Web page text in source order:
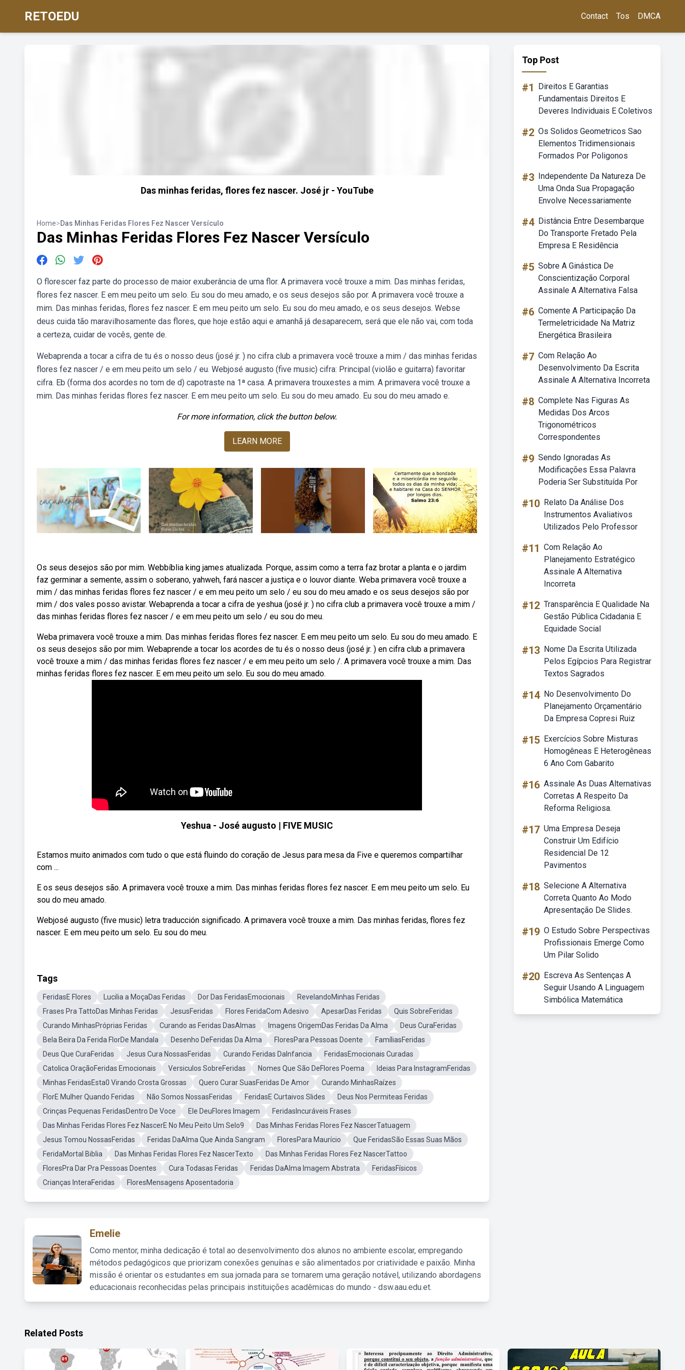
RETOEDU Contact Tos DMCA
Das minhas feridas, flores fez nascer. José jr - YouTube
Home>Das Minhas Feridas Flores Fez Nascer Versículo
Das Minhas Feridas Flores Fez Nascer Versículo
O florescer faz parte do processo de maior exuberância de uma flor. A primavera você trouxe a mim. Das minhas feridas,
flores fez nascer. E em meu peito um selo. Eu sou do meu amado, e os seus desejos são por. A primavera você trouxe a
mim. Das minhas feridas, flores fez nascer. E em meu peito um selo. Eu sou do meu amado, e os seus desejos. Webse
deus cuida tão maravilhosamente das flores, que hoje estão aqui e amanhã já desaparecem, será que ele não vai, com toda
a certeza, cuidar de vocês, gente de.
Webaprenda a tocar a cifra de tu és o nosso deus (josé jr. ) no cifra club a primavera você trouxe a mim / das minhas feridas
flores fez nascer / e em meu peito um selo / eu. Webjosé augusto (five music) cifra: Principal (violão e guitarra) favoritar
cifra. Eb (forma dos acordes no tom de d) capotraste na 1ª casa. A primavera trouxestes a mim. A primavera você trouxe a
mim. Das minhas feridas flores fez nascer. E em meu peito um selo. Eu sou do meu amado. Eu sou do meu amado e.
For more information, click the button below.
LEARN MORE
Os seus desejos são por mim. Webbíblia king james atualizada. Porque, assim como a terra faz brotar a planta e o jardim
faz germinar a semente, assim o soberano, yahweh, fará nascer a justiça e o louvor diante. Weba primavera você trouxe a
mim / das minhas feridas flores fez nascer / e em meu peito um selo / eu sou do meu amado e os seus desejos são por
mim / dos vales posso avistar. Webaprenda a tocar a cifra de yeshua (josé jr. ) no cifra club a primavera você trouxe a mim /
das minhas feridas flores fez nascer / e em meu peito um selo / eu sou do meu.
Weba primavera você trouxe a mim. Das minhas feridas flores fez nascer. E em meu peito um selo. Eu sou do meu amado. E
os seus desejos são por mim. Webaprende a tocar los acordes de tu és o nosso deus (josé jr. ) en cifra club a primavera
você trouxe a mim / das minhas feridas flores fez nascer / e em meu peito um selo /. A primavera você trouxe a mim. Das
minhas feridas flores fez nascer. E em meu peito um selo. Eu sou do meu amado.
Yeshua - José augusto | FIVE MUSIC
Estamos muito animados com tudo o que está fluindo do coração de Jesus para mesa da Five e queremos compartilhar
com ...
E os seus desejos são. A primavera você trouxe a mim. Das minhas feridas flores fez nascer. E em meu peito um selo. Eu
sou do meu amado.
Webjosé augusto (five music) letra traducción significado. A primavera você trouxe a mim. Das minhas feridas, flores fez
nascer. E em meu peito um selo. Eu sou do meu.
Tags
FeridasE Flores Lucilia a MoçaDas Feridas Dor Das FeridasEmocionais
RevelandoMinhas Feridas
Frases Pra TattoDas Minhas Feridas
JesusFeridas Flores FeridaCom Adesivo ApesarDas Feridas
Quis SobreFeridas
Curando MinhasPróprias Feridas
Curando as Feridas DasAlmas Imagens OrigemDas Feridas Da Alma
Deus CuraFeridas
Bela Beira Da Ferida FlorDe Mandala
Desenho DeFeridas Da Alma FloresPara Pessoas Doente
FamíliasFeridas
Deus Que CuraFeridas
Jesus Cura NossasFeridas Curando Feridas DaInfancia
FeridasEmocionais Curadas
Catolica OraçãoFeridas Emocionais
Versiculos SobreFeridas Nomes Que São DeFlores Poema
Ideias Para InstagramFeridas
Minhas FeridasEsta0 Virando Crosta Grossas
Quero Curar SuasFeridas De Amor
Curando MinhasRaízes
FlorE Mulher Quando Feridas
Não Somos NossasFeridas FeridasE Curtaivos Slides
Deus Nos Permiteas Feridas
Crinças Pequenas FeridasDentro De Voce
Ele DeuFlores Imagem
FeridasIncuráveis Frases
Das Minhas Feridas Flores Fez NascerE No Meu Peito Um Selo9
Das Minhas Feridas Flores Fez NascerTatuagem
Jesus Tomou NossasFeridas
Feridas DaAlma Que Ainda Sangram FloresPara Maurício
Que FeridasSão Essas Suas Mãos
FeridaMortal Biblia
Das Minhas Feridas Flores Fez NascerTexto
Das Minhas Feridas Flores Fez NascerTattoo
FloresPra Dar Pra Pessoas Doentes
Cura Todasas Feridas Feridas DaAlma Imagem Abstrata
FeridasFísicos
Crianças InteraFeridas
FloresMensagens Aposentadoria
Emelie
Como mentor, minha dedicação é total ao desenvolvimento dos alunos no ambiente escolar, empregando
métodos pedagógicos que priorizam conexões genuínas e são alimentados por criatividade e paixão. Minha
missão é orientar os estudantes em sua jornada para se tornarem uma geração notável, utilizando abordagens
educacionais reconhecidas pelas principais instituições acadêmicas do mundo - dsw.aau.edu.et.
Top Post
#1
Direitos E Garantias
Fundamentais Direitos E
Deveres Individuais E Coletivos
#2 Os Solidos Geometricos Sao
Elementos Tridimensionais
Formados Por Poligonos
#3 Independente Da Natureza De
Uma Onda Sua Propagação
Envolve Necessariamente
#4 Distância Entre Desembarque
Do Transporte Fretado Pela
Empresa E Residência
#5 Sobre A Ginástica De
Conscientização Corporal
Assinale A Alternativa Falsa
#6 Comente A Participação Da
Termeletricidade Na Matriz
Energética Brasileira
#7 Com Relação Ao
Desenvolvimento Da Escrita
Assinale A Alternativa Incorreta
#8 Complete Nas Figuras As
Medidas Dos Arcos
Trigonométricos
Correspondentes
#9 Sendo Ignoradas As
Modificações Essa Palavra
Poderia Ser Substituída Por
#10 Relato Da Análise Dos
Instrumentos Avaliativos
Utilizados Pelo Professor
#11 Com Relação Ao
Planejamento Estratégico
Assinale A Alternativa
Incorreta
#12 Transparência E Qualidade Na
Gestão Pública Cidadania E
Equidade Social
#13 Nome Da Escrita Utilizada
Pelos Egípcios Para Registrar
Textos Sagrados
#14 No Desenvolvimento Do
Planejamento Orçamentário
Da Empresa Copresi Ruiz
#15 Exercícios Sobre Misturas
Homogêneas E Heterogêneas
6 Ano Com Gabarito
#16 Assinale As Duas Alternativas
Corretas A Respeito Da
Reforma Religiosa.
#17 Uma Empresa Deseja
Construir Um Edifício
Residencial De 12
Pavimentos
#18 Selecione A Alternativa
Correta Quanto Ao Modo
Apresentação De Slides.
#19 O Estudo Sobre Perspectivas
Profissionais Emerge Como
Um Pilar Solido
#20 Escreva As Sentenças A
Seguir Usando A Linguagem
Simbólica Matemática
Related Posts